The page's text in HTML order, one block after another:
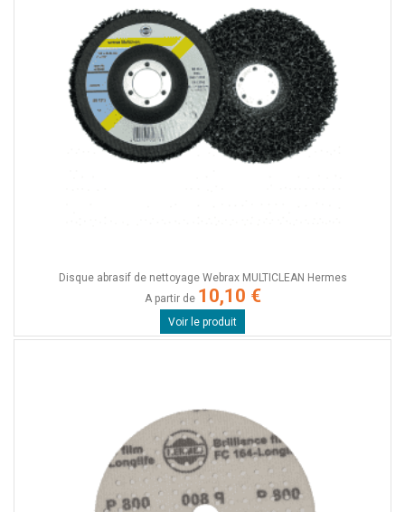
Disque abrasif de nettoyage Webrax MULTICLEAN Hermes
A partir de 10,10 €
Voir le produit